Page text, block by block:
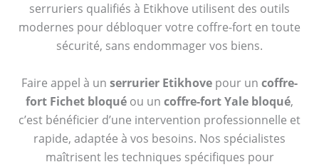
serruriers qualifiés à Etikhove utilisent des outils
modernes pour débloquer votre coffre-fort en toute
sécurité, sans endommager vos biens.
Faire appel à un serrurier Etikhove pour un coffre-
fort Fichet bloqué ou un coffre-fort Yale bloqué,
c’est bénéficier d’une intervention professionnelle et
rapide, adaptée à vos besoins. Nos spécialistes
maîtrisent les techniques spécifiques pour